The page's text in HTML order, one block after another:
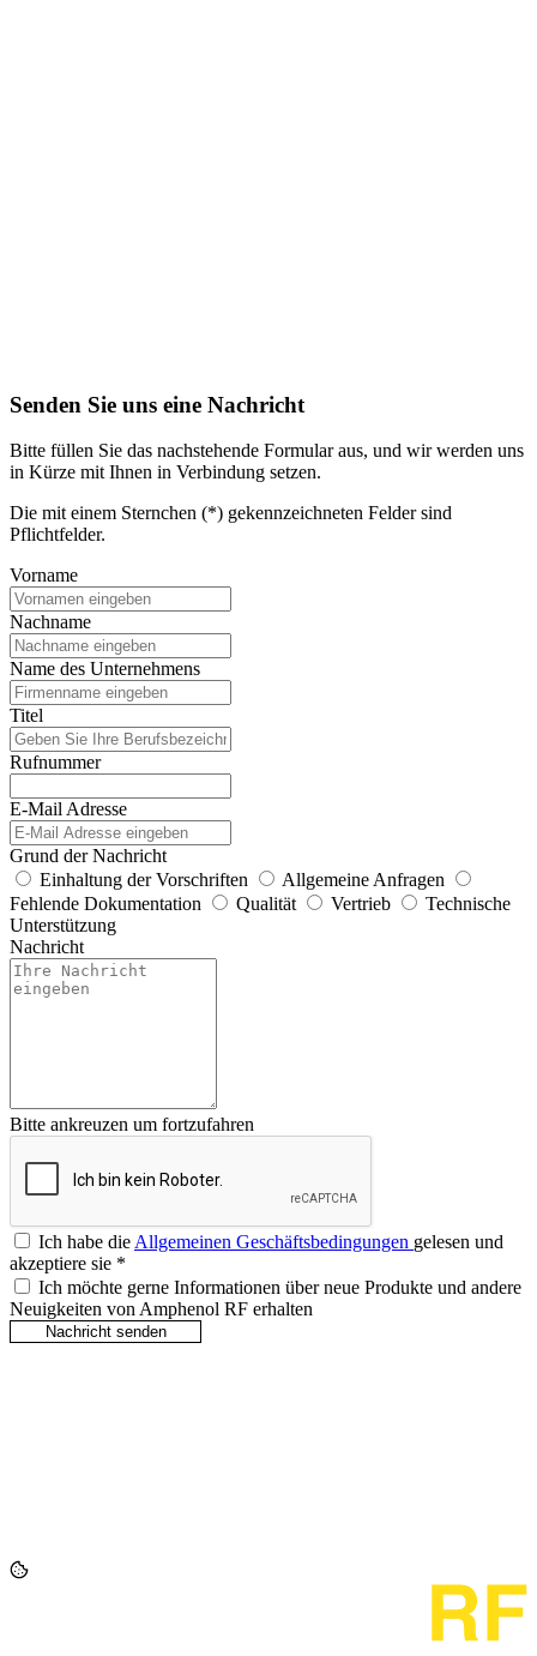
Senden Sie uns eine Nachricht
Bitte füllen Sie das nachstehende Formular aus, und wir werden uns
in Kürze mit Ihnen in Verbindung setzen.
Die mit einem Sternchen (*) gekennzeichneten Felder sind
Pflichtfelder.
Vorname
Nachname
Name des Unternehmens
Titel
Rufnummer
E-Mail Adresse
Grund der Nachricht
Einhaltung der Vorschriften
Allgemeine Anfragen
Fehlende Dokumentation
Qualität Vertrieb
Technische
Unterstützung
Nachricht
Bitte ankreuzen um fortzufahren
Ich habe dieAllgemeinen Geschäftsbedingungen gelesen und
akzeptiere sie *
Ich möchte gerne Informationen über neue Produkte und andere
Neuigkeiten von Amphenol RF erhalten